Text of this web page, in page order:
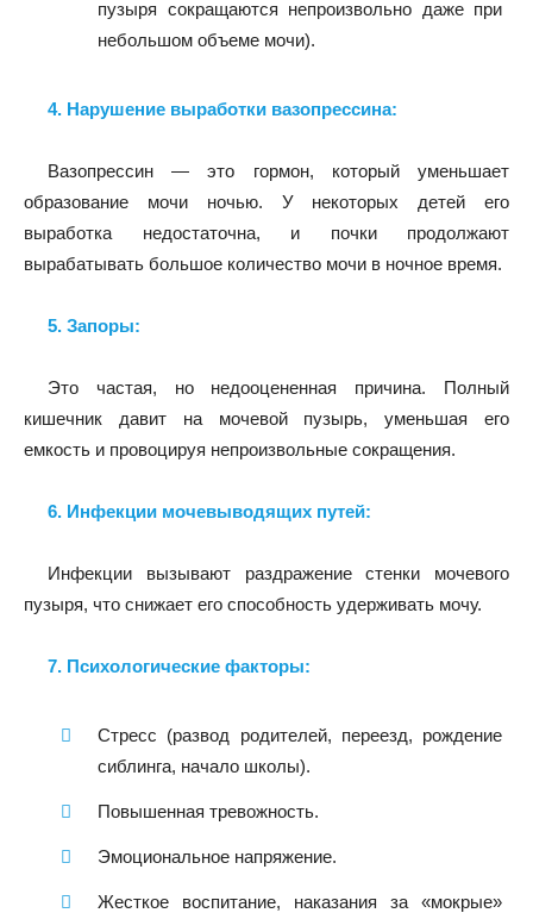
пузыря сокращаются непроизвольно даже при
небольшом объеме мочи).
4. Нарушение выработки вазопрессина:
Вазопрессин — это гормон, который уменьшает
образование мочи ночью. У некоторых детей его
выработка недостаточна, и почки продолжают
вырабатывать большое количество мочи в ночное время.
5. Запоры:
Это частая, но недооцененная причина. Полный
кишечник давит на мочевой пузырь, уменьшая его
емкость и провоцируя непроизвольные сокращения.
6. Инфекции мочевыводящих путей:
Инфекции вызывают раздражение стенки мочевого
пузыря, что снижает его способность удерживать мочу.
7. Психологические факторы:
Стресс (развод родителей, переезд, рождение
сиблинга, начало школы).
Повышенная тревожность.
Эмоциональное напряжение.
Жесткое воспитание, наказания за «мокрые»